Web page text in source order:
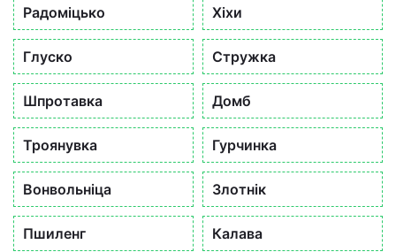
Радоміцько Хіхи
Глуско Стружка
Шпротавка Домб
Троянувка Гурчинка
Вонвольніца Злотнік
Пшиленг Калава